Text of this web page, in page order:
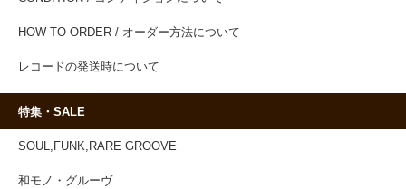
HOW TO ORDER / オーダー方法について
レコードの発送時について
特集・SALE
SOUL,FUNK,RARE GROOVE
和モノ・グルーヴ